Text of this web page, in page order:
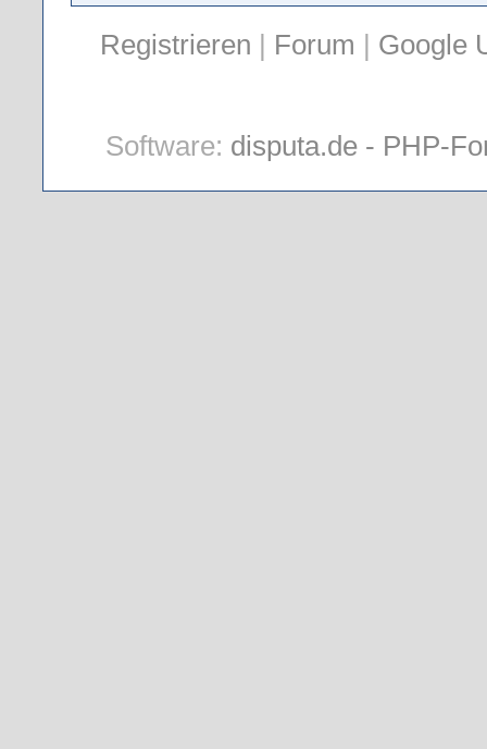
Registrieren | Forum | Google
Software: disputa.de - PHP-